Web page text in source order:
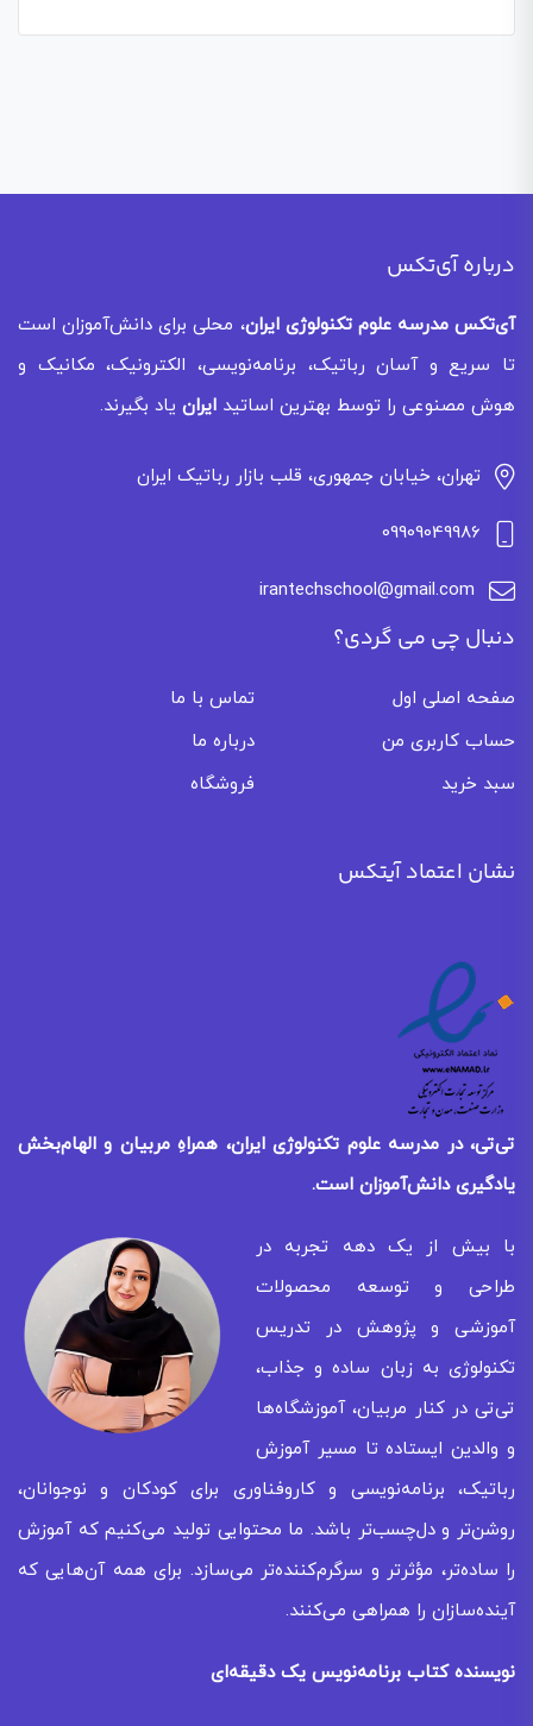
درباره آی‌تکس
آی‌تکس مدرسه علوم تکنولوژی ایران، محلی برای دانش‌آموزان است
تا سریع و آسان رباتیک، برنامه‌نویسی، الکترونیک، مکانیک و
هوش مصنوعی را توسط بهترین اساتید ایران یاد بگیرند.
تهران، خیابان جمهوری، قلب بازار رباتیک ایران
09909049986
irantechschool@gmail.com
دنبال چی می گردی؟
صفحه اصلی اول
تماس با ما
حساب کاربری من
درباره ما
سبد خرید
فروشگاه
نشان اعتماد آیتکس
تی‌تی، در مدرسه علوم تکنولوژی ایران، همراهِ مربیان و الهام‌بخش
یادگیریدانش‌آموزان است.
با بیش از یک دهه تجربه در
طراحی و توسعه محصولات
آموزشی و پژوهش در تدریس
تکنولوژی به زبان ساده و جذاب،
تی‌تی در کنار مربیان، آموزشگاه‌ها
و والدین ایستاده تا مسیر آموزش
رباتیک، برنامه‌نویسی و کاروفناوری برای کودکان و نوجوانان،
روشن‌تر و دل‌چسب‌تر باشد. ما محتوایی تولید می‌کنیم که آموزش
را ساده‌تر، مؤثرتر و سرگرم‌کننده‌تر می‌سازد. برای همه‌ آن‌هایی که
آینده‌سازان را همراهی می‌کنند.
نویسنده کتاب برنامه‌نویس یک دقیقه‌ای